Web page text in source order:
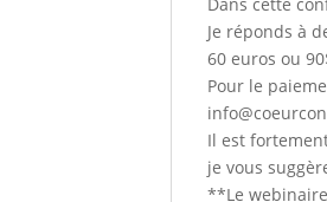
Je réponds à
60 euros ou
Pour le
Il est
je vous
**Le